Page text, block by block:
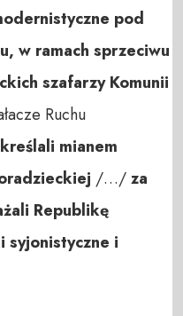
pod
w ramach sprzeciwu
szafarzy Komunii
Ruchu
mianem
/…/za
Republikę
syjonistyczne i